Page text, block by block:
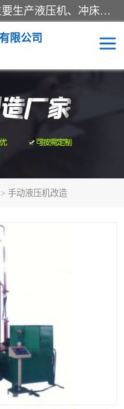
南通科达机床制造有限公司主要生产液压机、冲床、压力机等产品；本公司采用现代化企业的管理方法进行管理，立足于产品的质量管理，以优秀的品质、新颖的设计、合理的价格、完善的服务赢得广大客户的充分信赖和良好的口碑。领导层将运用科学管理方法及长期积累下来的经验和广泛领域吸取来新的技术不断调整产品结构，为市场提供精良的各类机械设备。企业将坚持与国内外各界朋友，真诚合作，共创辉煌。
限公司
> 手动液压机改造
液压机